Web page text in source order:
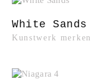
Kunstwerk merken
White Sands